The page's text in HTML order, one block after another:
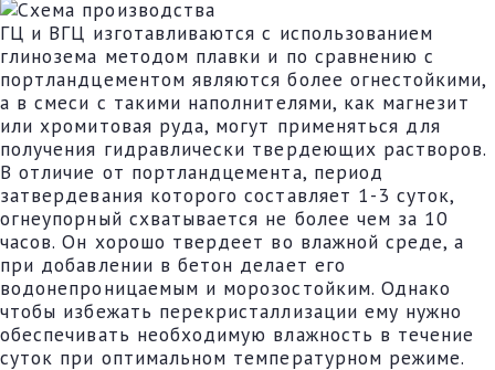
ГЦ и ВГЦ изготавливаются с использованием
глинозема методом плавки и по сравнению с
портландцементом являются более огнестойкими,
а в смеси с такими наполнителями, как магнезит
или хромитовая руда, могут применяться для
получения гидравлически твердеющих растворов.
В отличие от портландцемента, период
затвердевания которого составляет 1-3 суток,
огнеупорный схватывается не более чем за 10
часов. Он хорошо твердеет во влажной среде, а
при добавлении в бетон делает его
водонепроницаемым и морозостойким. Однако
чтобы избежать перекристаллизации ему нужно
обеспечивать необходимую влажность в течение
суток при оптимальном температурном режиме.